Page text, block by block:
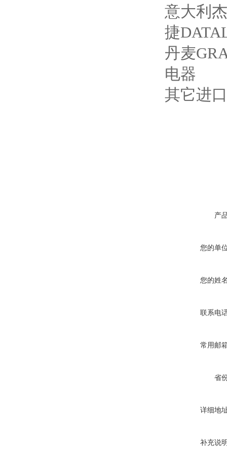
意大利
捷
丹麦
电器
其它进
产
您的单
您的姓
联系电
常用邮
省
详细地
补充说